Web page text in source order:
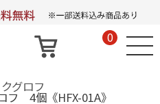
0
グロフ
フ 4個《HFX-01A》